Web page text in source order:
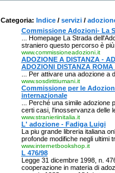
Categoria: Indice / servizi /
Commissione Adozioni- La
... Homepage La Strada
straniero questo percorso è
www.commissioneadozioni.it
ADOZIONE A DISTANZA -
ADOZIONI DISTANZA ROMA
... Per attivare una adozione a
www.sosdirittiumani.it
Commissione per le
internazionale
... Perché una simile
certi casi, l'inosservanza delle
www.stranieriinitalia.it
L' adozione - Fadiga Luigi
La piu grande libreria italiana
profonde modifiche negli ultimi
www.internetbookshop.it
L 476/98
Legge 31 dicembre 1998, n.
cooperazione in materia di